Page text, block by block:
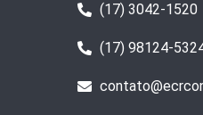
(17) 3042-1520
(17) 98124-